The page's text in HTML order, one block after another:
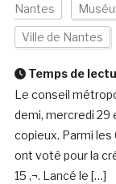
Nantes
Ville de Nantes
Temps de
Le conseil
demi, mercredi 29
copieux. Parmi les
ont voté pour la
15 ‚¬. Lancé le […]